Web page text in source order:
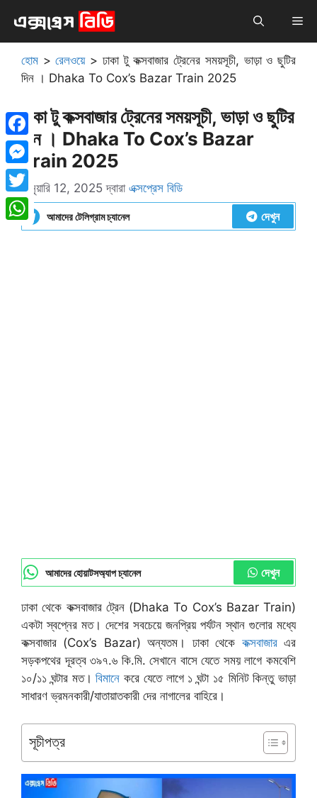
লেখায়
যান
মেনু
Facebook
Messenger
Twitter
WhatsApp
হোম >রেলওয়ে> ঢাকা টু কক্সবাজার ট্রেনের সময়সূচী, ভাড়া ও ছুটির
দিন । Dhaka To Cox’s Bazar Train 2025
ঢাকা টু কক্সবাজার ট্রেনের সময়সূচী, ভাড়া ও ছুটির
দিন । Dhaka To Cox’s Bazar
Train 2025
জানুয়ারি 12, 2025 দ্বারা এক্সপ্রেস বিডি
আমাদের টেলিগ্রাম চ্যানেল দেখুন
আমাদের হোয়াটসঅ্যাপ চ্যানেল দেখুন
ঢাকা থেকে কক্সবাজার ট্রেন (Dhaka To Cox’s Bazar Train)
একটা স্বপ্নের মত। দেশের সবচেয়ে জনপ্রিয় পর্যটন স্থান গুলোর মধ্যে
কক্সবাজার (Cox’s Bazar) অন্যতম। ঢাকা থেকে কক্সবাজারএর
সড়কপথের দূরত্ব ৩৯৭.৬ কি.মি. সেখানে বাসে যেতে সময় লাগে কমবেশি
১০/১১ ঘন্টার মত।বিমানে করে যেতে লাগে ১ ঘন্টা ১৫ মিনিট কিন্তু ভাড়া
সাধারণ ভ্রমনকারী/যাতায়াতকারী দের নাগালের বাহিরে।
সূচীপত্র